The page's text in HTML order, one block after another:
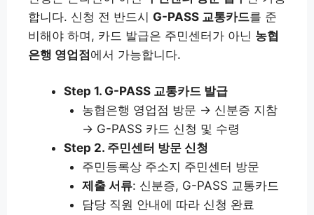
합니다. 신청 전 반드시 G-PASS 교통카드를 준
비해야 하며, 카드 발급은 주민센터가 아닌 농협
은행 영업점에서 가능합니다.
Step 1. G-PASS 교통카드 발급
농협은행 영업점 방문 → 신분증 지참
→ G-PASS 카드 신청 및 수령
Step 2. 주민센터 방문 신청
주민등록상 주소지 주민센터 방문
제출 서류: 신분증, G-PASS 교통카드
담당 직원 안내에 따라 신청 완료